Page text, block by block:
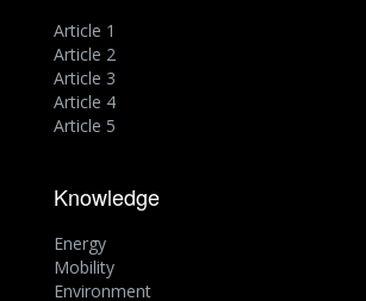
Article 1
Article 2
Article 3
Article 4
Article 5
Knowledge
Energy
Mobility
Environment